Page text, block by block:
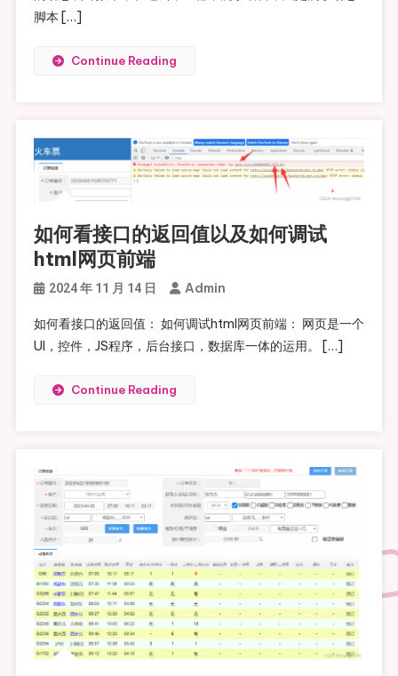
脚本 […]
Continue Reading
如何看接口的返回值以及如何调试
html网页前端
2024 年 11 月 14 日 Admin
如何看接口的返回值： 如何调试html网页前端： 网页是一个
UI，控件，JS程序，后台接口，数据库一体的运用。 […]
Continue Reading